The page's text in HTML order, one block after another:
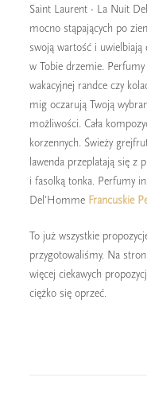
Saint Laurent - La Nuit
mocno stąpających po
swoją wartość i uwielbiają
w Tobie drzemie.
wakacyjnej randce czy
mig oczarują Twoją
możliwości. Cała
korzennych. Świeży
lawenda przeplatają się z
i fasolką tonka. Perfumy
Del'Homme Francuskie
To już wszystkie
przygotowaliśmy. Na
więcej ciekawych
ciężko się oprzeć.